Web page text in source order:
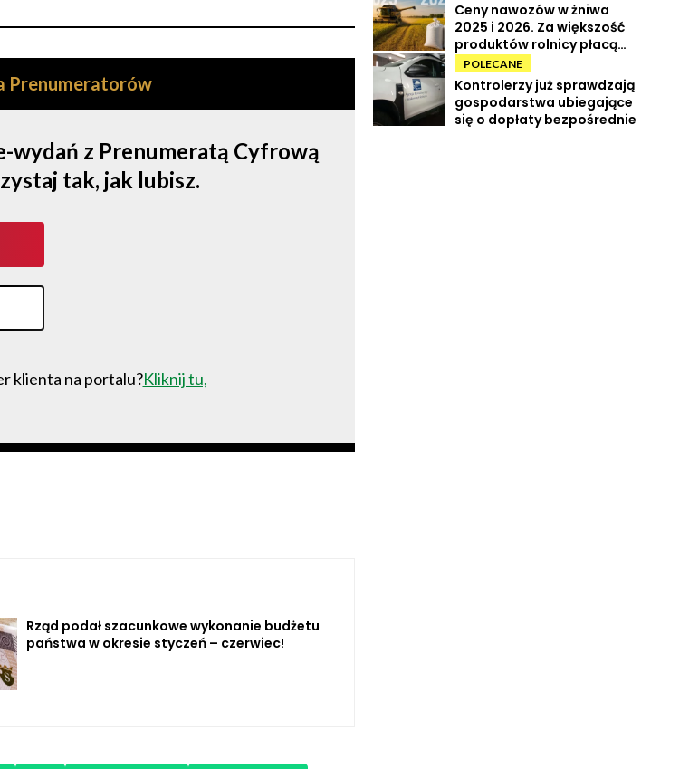
Prenumeratorów
wydań z Prenumeratą Cyfrową
tak, jak lubisz.
klienta na portalu?Kliknij tu,
Rząd podał szacunkowe wykonanie budżetu
państwa w okresie styczeń – czerwiec!
Ceny nawozów w żniwa
2025 i 2026. Za większość
produktów rolnicy płacą
więcej
POLECANE
Kontrolerzy już sprawdzają
gospodarstwa ubiegające
się o dopłaty bezpośrednie